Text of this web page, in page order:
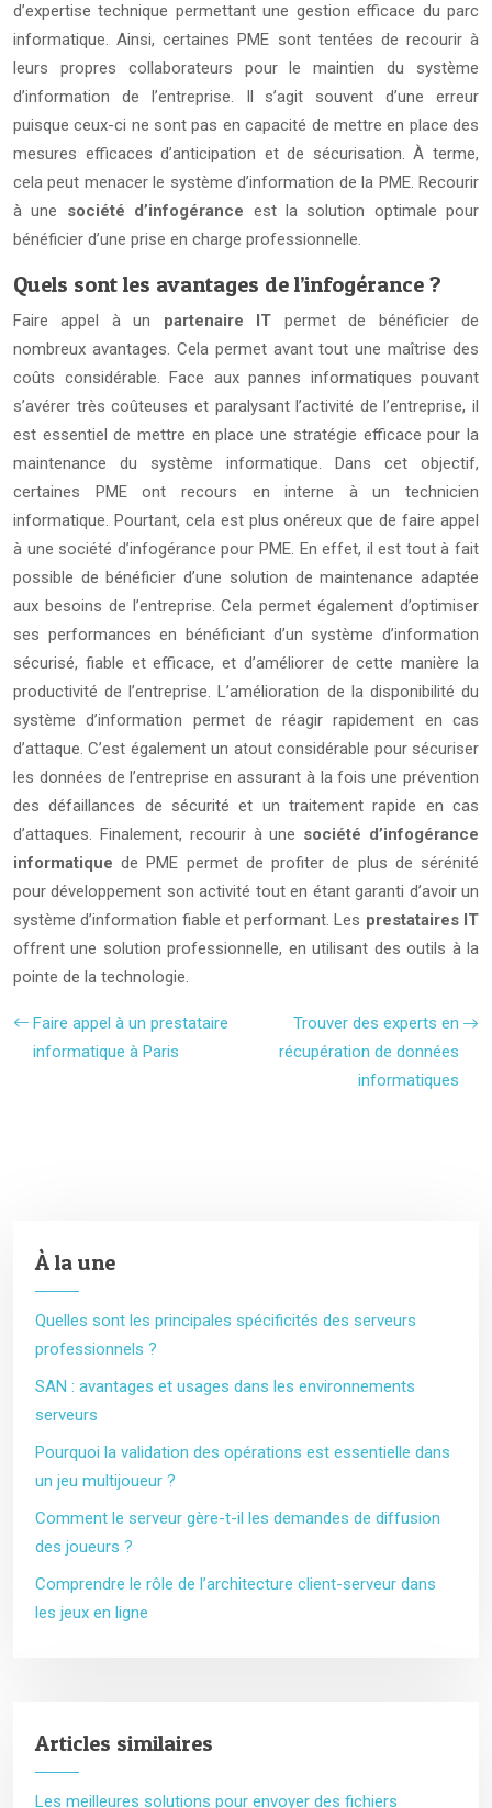
d’expertise technique permettant une gestion efficace du parc
informatique. Ainsi, certaines PME sont tentées de recourir à
leurs propres collaborateurs pour le maintien du système
d’information de l’entreprise. Il s’agit souvent d’une erreur
puisque ceux-ci ne sont pas en capacité de mettre en place des
mesures efficaces d’anticipation et de sécurisation. À terme,
cela peut menacer le système d’information de la PME. Recourir
à une société d’infogérance est la solution optimale pour
bénéficier d’une prise en charge professionnelle.
Quels sont les avantages de l’infogérance ?
Faire appel à un partenaire IT permet de bénéficier de
nombreux avantages. Cela permet avant tout une maîtrise des
coûts considérable. Face aux pannes informatiques pouvant
s’avérer très coûteuses et paralysant l’activité de l’entreprise, il
est essentiel de mettre en place une stratégie efficace pour la
maintenance du système informatique. Dans cet objectif,
certaines PME ont recours en interne à un technicien
informatique. Pourtant, cela est plus onéreux que de faire appel
à une société d’infogérance pour PME. En effet, il est tout à fait
possible de bénéficier d’une solution de maintenance adaptée
aux besoins de l’entreprise. Cela permet également d’optimiser
ses performances en bénéficiant d’un système d’information
sécurisé, fiable et efficace, et d’améliorer de cette manière la
productivité de l’entreprise. L’amélioration de la disponibilité du
système d’information permet de réagir rapidement en cas
d’attaque. C’est également un atout considérable pour sécuriser
les données de l’entreprise en assurant à la fois une prévention
des défaillances de sécurité et un traitement rapide en cas
d’attaques. Finalement, recourir à une société d’infogérance
informatique de PME permet de profiter de plus de sérénité
pour développement son activité tout en étant garanti d’avoir un
système d’information fiable et performant. Les prestataires IT
offrent une solution professionnelle, en utilisant des outils à la
pointe de la technologie.
Faire appel à un prestataire
informatique à Paris
Trouver des experts en
récupération de données
informatiques
À la une
Quelles sont les principales spécificités des serveurs
professionnels ?
SAN : avantages et usages dans les environnements
serveurs
Pourquoi la validation des opérations est essentielle dans
un jeu multijoueur ?
Comment le serveur gère-t-il les demandes de diffusion
des joueurs ?
Comprendre le rôle de l’architecture client-serveur dans
les jeux en ligne
Articles similaires
Les meilleures solutions pour envoyer des fichiers